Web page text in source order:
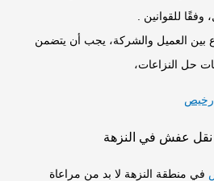
للقوانين .
العميل والشركة، يجب أن يتضمن
حل النزاعات،
عفش في النزهة
النزهة لا بد من مراعاة